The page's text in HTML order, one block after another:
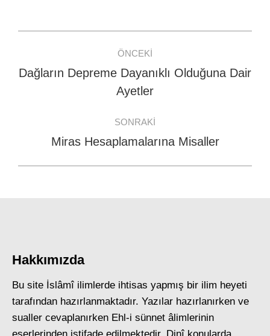
navigation
ÖNCEKI
Previous
post:
Dağların Depreme Dayanıklı Olduğuna Dair
Ayetler
SONRAKI
Next
Miras Hesaplamalarına Misaller
Hakkımızda
Bu site İslâmî ilimlerde ihtisas yapmış bir ilim heyeti
tarafından hazırlanmaktadır. Yazılar hazırlanırken ve
sualler cevaplanırken Ehl-i sünnet âlimlerinin